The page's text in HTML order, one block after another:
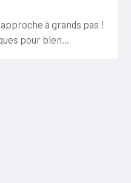
à grands pas !
pour bien...